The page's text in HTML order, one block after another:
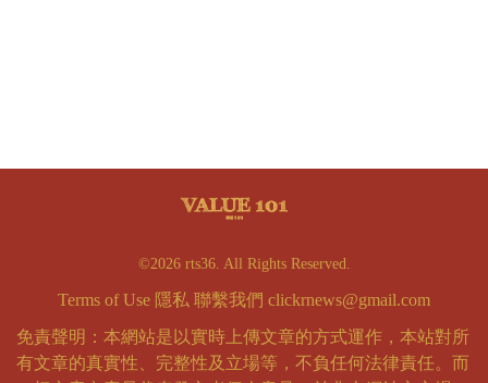
©2026 rts36. All Rights Reserved.
Terms of Use 隱私 聯繫我們 clickrnews@gmail.com
免責聲明：本網站是以實時上傳文章的方式運作，本站對所
有文章的真實性、完整性及立場等，不負任何法律責任。而